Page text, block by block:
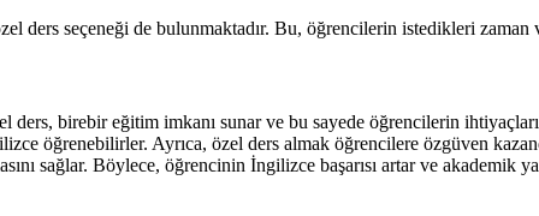
ders seçeneği de bulunmaktadır. Bu, öğrencilerin istedikleri zaman
birebir eğitim imkanı sunar ve bu sayede öğrencilerin
öğrenebilirler. Ayrıca, özel ders almak öğrencilere özgüven
sağlar. Böylece, öğrencinin İngilizce başarısı artar ve akademik